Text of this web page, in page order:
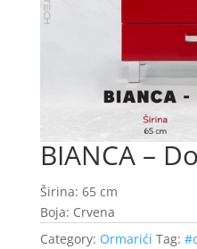
BIANCA –
Širina: 65 cm
Boja: Crvena
Category: Ormarići Tag: